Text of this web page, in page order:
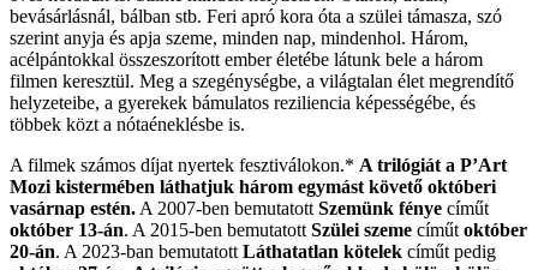
bevásárlásnál, bálban stb. Feri apró kora óta a szülei támasza, szó
szerint anyja és apja szeme, minden nap, mindenhol. Három,
acélpántokkal összeszorított ember életébe látunk bele a három
filmen keresztül. Meg a szegénységbe, a világtalan élet megrendítő
helyzeteibe, a gyerekek bámulatos reziliencia képességébe, és
többek közt a nótaéneklésbe is.
A filmek számos díjat nyertek fesztiválokon.* A trilógiát a P’Art
Mozi kistermében láthatjuk három egymást követő októberi
vasárnap estén. A 2007-ben bemutatott Szemünk fénye címűt
október 13-án. A 2015-ben bemutatott Szülei szeme címűt október
20-án. A 2023-ban bemutatott Láthatatlan kötelek címűt pedig